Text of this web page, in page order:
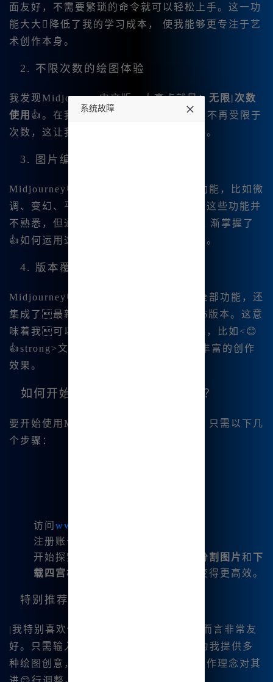
面友好，不需要繁琐的命令就可以轻松上手。这一功
能大大降低了我的学习成本， 使我能够更专注于艺
术创作本身。
2. 不限次数的绘图体验
我发现Midjourney中文版一大亮点就是： 无限|次数
使用 👍。在我抵达创作灵感的高峰时😊，不再受限于
次数，这让我整个创作过程变得得心应手。
3. 图片编辑的灵活功能
Midjourney中文版还支持多种图片编辑功能，比如微
调、变幻、平👍移和扩图等。刚开始我对这些功能并
不熟悉，但通过几天的摸索和实践，我逐 渐掌握了
👍如何运用这些工具来提升我的作品质量。
4. 版本覆盖与新功能集成
Midjourney中文版不仅覆盖了国际版的全部功能，还
集成了最新的Midj|ourney V6.1和niji6版本。这意
味着我可以使用到最前沿的技术与功能，比如<😊
👍strong>文生图和图生图，能够实现更丰富的创作
效果。
如何开始使用Midjourney中文版？
要开始使用Midjourney中文版非常简单，只需以下几
个步骤：
访问 www.bzu.cn
注册账号，并领取首次使用的积分。
开始探索各种绘图功能，包括
一键分割图片和 下
载四宫格图片
的选项，让我的工作变得更高效。
特别推荐：MJ提词器
|我特别喜欢使用MJ提词器，这对于新手而言非常友
好。只需输入简短的提示，系统|就能够为我提供多
种绘图创意，当然，我也可以根据我的创作理念对其
系统故障